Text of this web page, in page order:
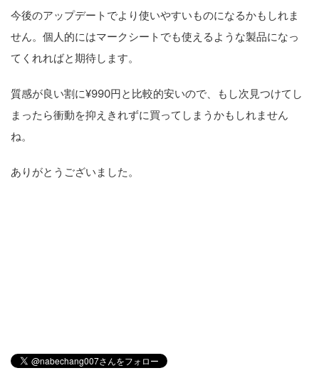
今後のアップデートでより使いやすいものになるかもしれま
せん。個人的にはマークシートでも使えるような製品になっ
てくれればと期待します。
質感が良い割に¥990円と比較的安いので、もし次見つけてし
まったら衝動を抑えきれずに買ってしまうかもしれません
ね。
ありがとうございました。